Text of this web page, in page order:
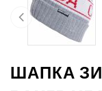
ШАПКА